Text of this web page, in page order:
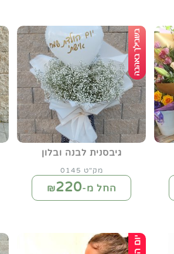
גיבסנית לבנה ובלון
מק"ט 0145
החל מ-₪220